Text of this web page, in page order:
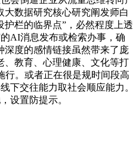
大数据研究核心研究阐发师白
栏的临界点”，必然程度上透
AI消息发布或检索办事，确
深度的感情链接虽然带来了庞
、教育、心理健康、文化等打
行。或者正在很是规时间段高
下交往能力取社会顺应能力。
设置防提示。